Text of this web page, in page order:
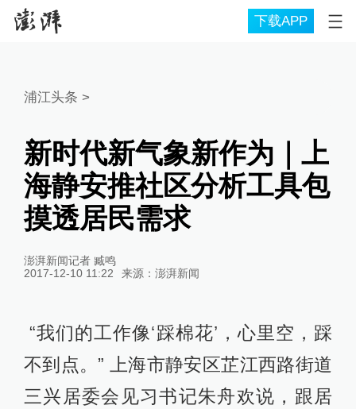
下载APP
浦江头条 >
新时代新气象新作为｜上
海静安推社区分析工具包
摸透居民需求
澎湃新闻记者 臧鸣
2017-12-10 11:22
来源： 澎湃新闻
“我们的工作像‘踩棉花’，心里空，踩
不到点。” 上海市静安区芷江西路街道
三兴居委会见习书记朱舟欢说，跟居